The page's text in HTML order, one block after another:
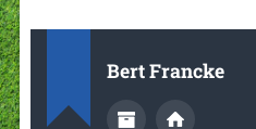
Bert Francke